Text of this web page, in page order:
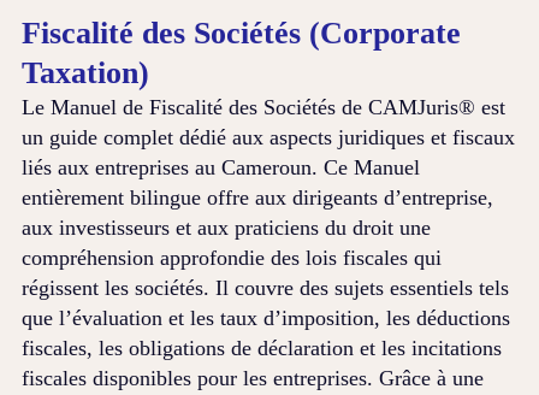
Fiscalité des Sociétés (Corporate
Taxation)
Le Manuel de Fiscalité des Sociétés de CAMJuris® est
un guide complet dédié aux aspects juridiques et fiscaux
liés aux entreprises au Cameroun. Ce Manuel
entièrement bilingue offre aux dirigeants d’entreprise,
aux investisseurs et aux praticiens du droit une
compréhension approfondie des lois fiscales qui
régissent les sociétés. Il couvre des sujets essentiels tels
que l’évaluation et les taux d’imposition, les déductions
fiscales, les obligations de déclaration et les incitations
fiscales disponibles pour les entreprises. Grâce à une